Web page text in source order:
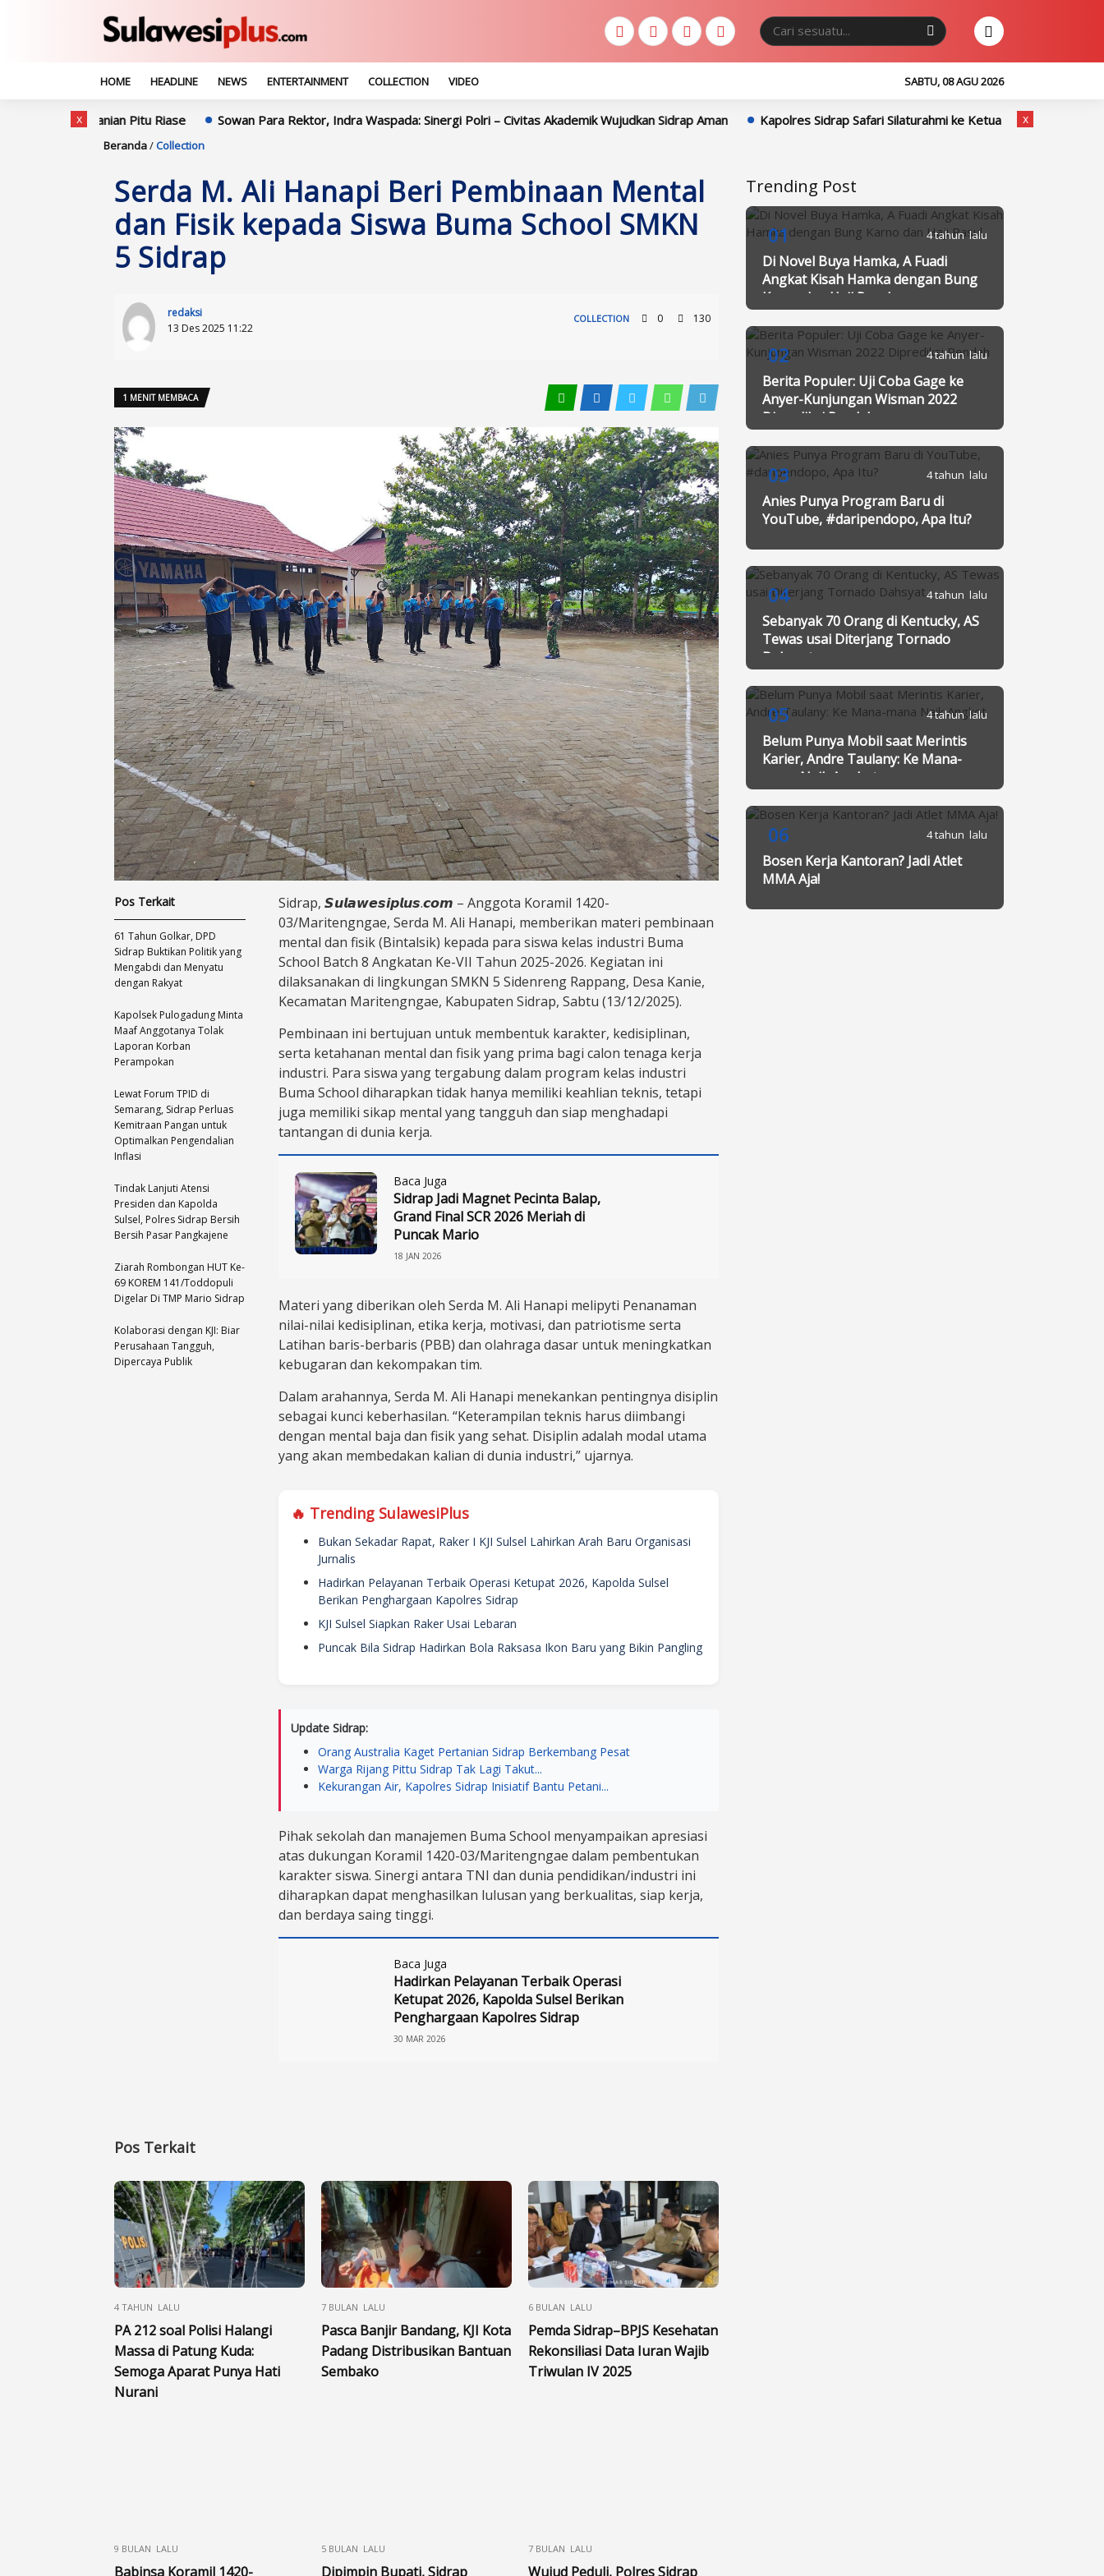
HOME HEADLINE NEWS ENTERTAINMENT COLLECTION VIDEO SABTU, 08 AGU 2026
Pitu Riase Sowan Para Rektor, Indra Waspada: Sinergi Polri – Civitas Akademik Wujudkan Sidrap Aman Kapolres Sidrap Safari Silaturahmi ke Ketua PCNU Sidrap, Tegaskan Sinergi
Beranda/Collection
Serda M. Ali Hanapi Beri Pembinaan Mental
dan Fisik kepada Siswa Buma School SMKN
5 Sidrap
redaksi
13 Des 2025 11:22
COLLECTION 0 130
1 MENIT MEMBACA
​Sidrap, 𝙎𝙪𝙡𝙖𝙬𝙚𝙨𝙞𝙥𝙡𝙪𝙨.𝙘𝙤𝙢 – Anggota Koramil 1420-
03/Maritengngae, Serda M. Ali Hanapi, memberikan materi pembinaan
mental dan fisik (Bintalsik) kepada para siswa kelas industri Buma
School Batch 8 Angkatan Ke-VII Tahun 2025-2026. Kegiatan ini
dilaksanakan di lingkungan SMKN 5 Sidenreng Rappang, Desa Kanie,
Kecamatan Maritengngae, Kabupaten Sidrap, Sabtu (13/12/2025).
​Pembinaan ini bertujuan untuk membentuk karakter, kedisiplinan,
serta ketahanan mental dan fisik yang prima bagi calon tenaga kerja
industri. Para siswa yang tergabung dalam program kelas industri
Buma School diharapkan tidak hanya memiliki keahlian teknis, tetapi
juga memiliki sikap mental yang tangguh dan siap menghadapi
tantangan di dunia kerja.
Baca Juga
Sidrap Jadi Magnet Pecinta Balap,
Grand Final SCR 2026 Meriah di
Puncak Mario
18 JAN 2026
​Materi yang diberikan oleh Serda M. Ali Hanapi melipyti Penanaman
nilai-nilai kedisiplinan, etika kerja, motivasi, dan patriotisme serta
Latihan baris-berbaris (PBB) dan olahraga dasar untuk meningkatkan
kebugaran dan kekompakan tim.
​Dalam arahannya, Serda M. Ali Hanapi menekankan pentingnya disiplin
sebagai kunci keberhasilan. “Keterampilan teknis harus diimbangi
dengan mental baja dan fisik yang sehat. Disiplin adalah modal utama
yang akan membedakan kalian di dunia industri,” ujarnya.
🔥 Trending SulawesiPlus
Bukan Sekadar Rapat, Raker I KJI Sulsel Lahirkan Arah Baru Organisasi
Jurnalis
Hadirkan Pelayanan Terbaik Operasi Ketupat 2026, Kapolda Sulsel
Berikan Penghargaan Kapolres Sidrap
KJI Sulsel Siapkan Raker Usai Lebaran
Puncak Bila Sidrap Hadirkan Bola Raksasa Ikon Baru yang Bikin Pangling
Update Sidrap:
Orang Australia Kaget Pertanian Sidrap Berkembang Pesat
Warga Rijang Pittu Sidrap Tak Lagi Takut...
Kekurangan Air, Kapolres Sidrap Inisiatif Bantu Petani...
​Pihak sekolah dan manajemen Buma School menyampaikan apresiasi
atas dukungan Koramil 1420-03/Maritengngae dalam pembentukan
karakter siswa. Sinergi antara TNI dan dunia pendidikan/industri ini
diharapkan dapat menghasilkan lulusan yang berkualitas, siap kerja,
dan berdaya saing tinggi.
Baca Juga
Hadirkan Pelayanan Terbaik Operasi
Ketupat 2026, Kapolda Sulsel Berikan
Penghargaan Kapolres Sidrap
30 MAR 2026
Pos Terkait
61 Tahun Golkar, DPD
Sidrap Buktikan Politik yang
Mengabdi dan Menyatu
dengan Rakyat
Kapolsek Pulogadung Minta
Maaf Anggotanya Tolak
Laporan Korban
Perampokan
Lewat Forum TPID di
Semarang, Sidrap Perluas
Kemitraan Pangan untuk
Optimalkan Pengendalian
Inflasi
Tindak Lanjuti Atensi
Presiden dan Kapolda
Sulsel, Polres Sidrap Bersih
Bersih Pasar Pangkajene
Ziarah Rombongan HUT Ke-
69 KOREM 141/Toddopuli
Digelar Di TMP Mario Sidrap
Kolaborasi dengan KJI: Biar
Perusahaan Tangguh,
Dipercaya Publik
Pos Terkait
4 TAHUN LALU
PA 212 soal Polisi Halangi
Massa di Patung Kuda:
Semoga Aparat Punya Hati
Nurani
7 BULAN LALU
Pasca Banjir Bandang, KJI Kota
Padang Distribusikan Bantuan
Sembako
6 BULAN LALU
Pemda Sidrap–BPJS Kesehatan
Rekonsiliasi Data Iuran Wajib
Triwulan IV 2025
9 BULAN LALU
Babinsa Koramil 1420-
5 BULAN LALU
Dipimpin Bupati, Sidrap
7 BULAN LALU
Wujud Peduli, Polres Sidrap
Trending Post
01 4 tahun lalu
Di Novel Buya Hamka, A Fuadi
Angkat Kisah Hamka dengan Bung
Karno dan Haji Rasul
02 4 tahun lalu
Berita Populer: Uji Coba Gage ke
Anyer-Kunjungan Wisman 2022
Diprediksi Rendah
03 4 tahun lalu
Anies Punya Program Baru di
YouTube, #daripendopo, Apa Itu?
04 4 tahun lalu
Sebanyak 70 Orang di Kentucky, AS
Tewas usai Diterjang Tornado
Dahsyat
05 4 tahun lalu
Belum Punya Mobil saat Merintis
Karier, Andre Taulany: Ke Mana-
mana Naik Angkot
06 4 tahun lalu
Bosen Kerja Kantoran? Jadi Atlet
MMA Aja!
x x